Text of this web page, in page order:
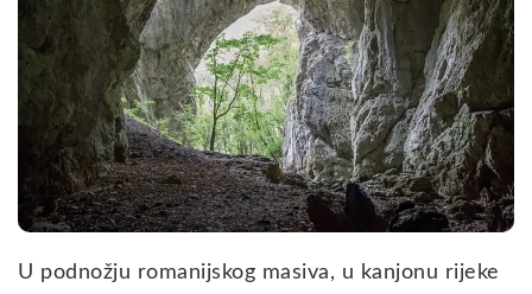
U podnožju romanijskog masiva, u kanjonu rijeke